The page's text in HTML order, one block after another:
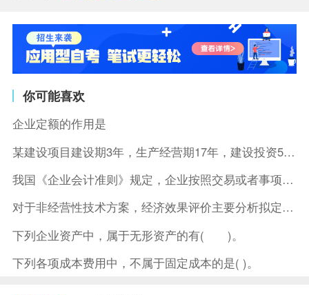
你可能喜欢
企业定额的作用是
某建设项目建设期3年，生产经营期17年，建设投资5500万元
我国《企业会计准则》规定，企业按照交易或者事项的经济特征确定
对于非经营性技术方案，经济效果评价主要分析拟定方案的( )。
下列企业资产中，属于无形资产的有( )。
下列各项成本费用中，不属于固定成本的是( )。